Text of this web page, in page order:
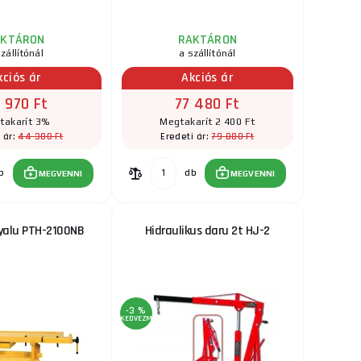
ár
Ft
3%
ár:44 300 Ft
MEGVENNI
RAKTÁRON
a szállítónál
Akciós ár
77 480 Ft
Megtakarít 2 400 Ft
Eredeti ár:79 880 Ft
db MEGVENNI
PTH-2100NB Hidraulikus daru 2t HJ-2
-3 %
KEDVEZMÉNY